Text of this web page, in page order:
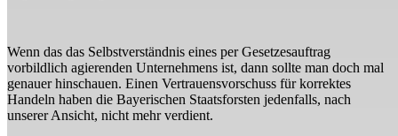
Wenn das das Selbstverständnis eines per Gesetzesauftrag
vorbildlich agierenden Unternehmens ist, dann sollte man doch mal
genauer hinschauen. Einen Vertrauensvorschuss für korrektes
Handeln haben die Bayerischen Staatsforsten jedenfalls, nach
unserer Ansicht, nicht mehr verdient.